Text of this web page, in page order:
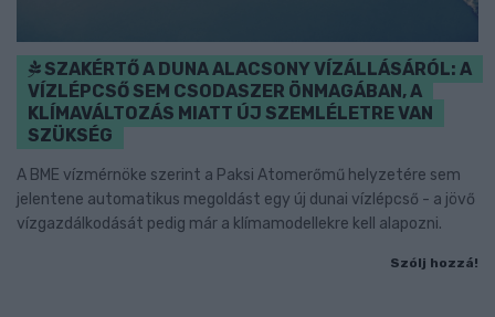
SZAKÉRTŐ A DUNA ALACSONY VÍZÁLLÁSÁRÓL: A
VÍZLÉPCSŐ SEM CSODASZER ÖNMAGÁBAN, A
KLÍMAVÁLTOZÁS MIATT ÚJ SZEMLÉLETRE VAN
SZÜKSÉG
A BME vízmérnöke szerint a Paksi Atomerőmű helyzetére sem
jelentene automatikus megoldást egy új dunai vízlépcső - a jövő
vízgazdálkodását pedig már a klímamodellekre kell alapozni.
Szólj hozzá!